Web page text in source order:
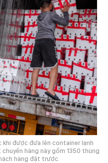
được đưa lên container lạnh
hàng này gồm 1350 thùng
hàng đặt trước.